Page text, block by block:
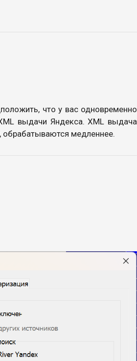
что у вас одновременно
выдачи Яндекса. XML выдача
обрабатываются медленнее.